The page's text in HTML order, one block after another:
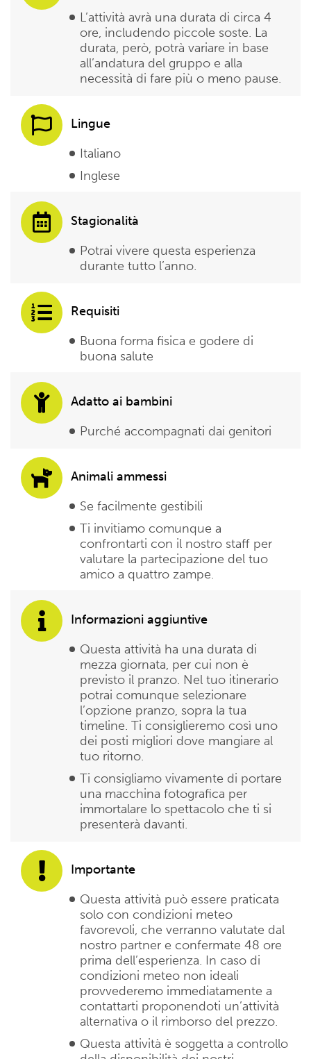
L’attività avrà una durata di circa 4
ore, includendo piccole soste. La
durata, però, potrà variare in base
all’andatura del gruppo e alla
necessità di fare più o meno pause.
Lingue
Italiano
Inglese
Stagionalità
Potrai vivere questa esperienza
durante tutto l’anno.
Requisiti
Buona forma fisica e godere di
buona salute
Adatto ai bambini
Purché accompagnati dai genitori
Animali ammessi
Se facilmente gestibili
Ti invitiamo comunque a
confrontarti con il nostro staff per
valutare la partecipazione del tuo
amico a quattro zampe.
Informazioni aggiuntive
Questa attività ha una durata di
mezza giornata, per cui non è
previsto il pranzo. Nel tuo itinerario
potrai comunque selezionare
l’opzione pranzo, sopra la tua
timeline. Ti consiglieremo così uno
dei posti migliori dove mangiare al
tuo ritorno.
Ti consigliamo vivamente di portare
una macchina fotografica per
immortalare lo spettacolo che ti si
presenterà davanti.
Importante
Questa attività può essere praticata
solo con condizioni meteo
favorevoli, che verranno valutate dal
nostro partner e confermate 48 ore
prima dell’esperienza. In caso di
condizioni meteo non ideali
provvederemo immediatamente a
contattarti proponendoti un’attività
alternativa o il rimborso del prezzo.
Questa attività è soggetta a controllo